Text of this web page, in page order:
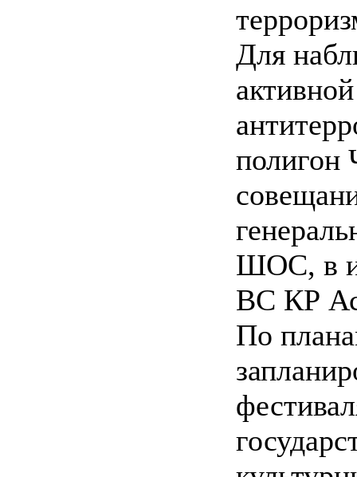
Для
полигон
ШОС, в
ВС КР
По